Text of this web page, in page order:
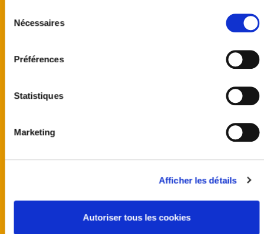
Nécessaires
Préférences
Statistiques
Marketing
Afficher les détails
Autoriser tous les cookies
Australia
Finland
Norway